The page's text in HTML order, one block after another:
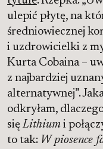
ulepić płytę, na
średniowiecznej
i uzdrowicielki z
Kurta Cobaina –
z najbardziej
alternatywnej”.
odkryłam,
sięLithiumi
to tak: W piosence